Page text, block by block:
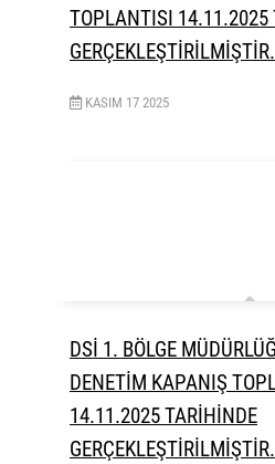
TOPLANTISI 14.11.2025
GERÇEKLEŞTİRİLMİŞTİR.
KASIM 17 2025
DSİ 1. BÖLGE
DENETİM KAPANIŞ
14.11.2025 TARİHİNDE
GERÇEKLEŞTİRİLMİŞTİR.